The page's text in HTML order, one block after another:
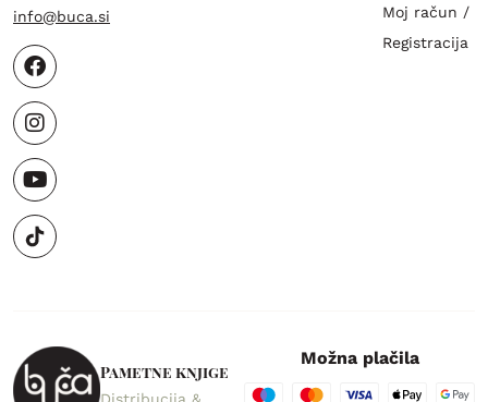
info@buca.si
Moj račun /
Registracija
Pametne knjige
Možna plačila